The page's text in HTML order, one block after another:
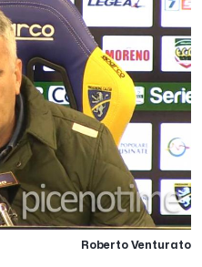
Roberto Venturato